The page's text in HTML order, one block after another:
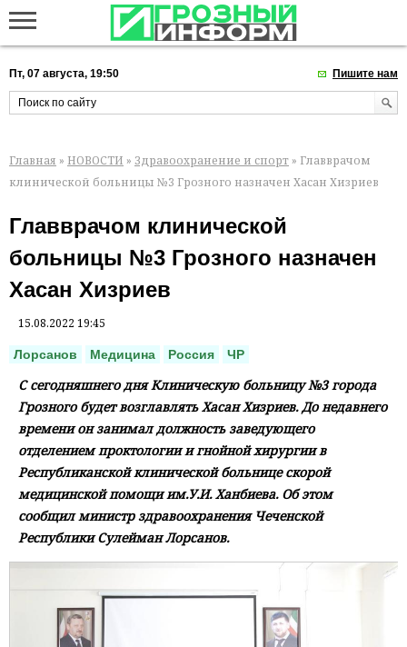
Пт, 07 августа, 19:50 Пишите нам
Главная » НОВОСТИ » Здравоохранение и спорт » Главврачом
клинической больницы №3 Грозного назначен Хасан Хизриев
Главврачом клинической
больницы №3 Грозного назначен
Хасан Хизриев
15.08.2022 19:45
Лорсанов Медицина Россия ЧР
С сегодняшнего дня Клиническую больницу №3 города
Грозного будет возглавлять Хасан Хизриев. До недавнего
времени он занимал должность заведующего
отделением проктологии и гнойной хирургии в
Республиканской клинической больнице скорой
медицинской помощи им.У.И. Ханбиева. Об этом
сообщил министр здравоохранения Чеченской
Республики Сулейман Лорсанов.